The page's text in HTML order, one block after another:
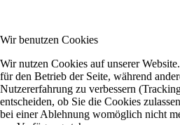
Wir benutzen Cookies
Wir nutzen Cookies auf unserer
für den Betrieb der Seite, während
Nutzererfahrung zu verbessern
entscheiden, ob Sie die Cookies
bei einer Ablehnung womöglich nicht